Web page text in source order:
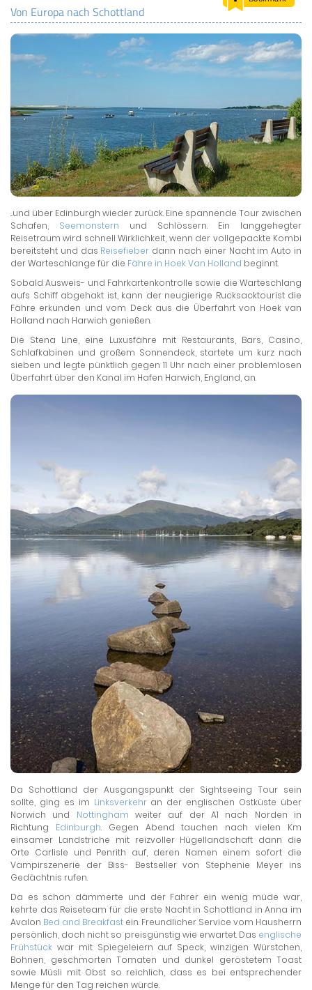
LAND & LEUTE
LERNCENTER
ENGLISCH
Von Europa nach Schottland
...und über Edinburgh wieder zurück. Eine spannende Tour zwischen
Schafen, Seemonstern und Schlössern. Ein langgehegter
Reisetraum wird schnell Wirklichkeit, wenn der vollgepackte Kombi
bereitsteht und das Reisefieber dann nach einer Nacht im Auto in
der Warteschlange für die Fähre in Hoek Van Holland beginnt.
Sobald Ausweis- und Fahrkartenkontrolle sowie die Warteschlang
aufs Schiff abgehakt ist, kann der neugierige Rucksacktourist die
Fähre erkunden und vom Deck aus die Überfahrt von Hoek van
Holland nach Harwich genießen.
Die Stena Line, eine Luxusfähre mit Restaurants, Bars, Casino,
Schlafkabinen und großem Sonnendeck, startete um kurz nach
sieben und legte pünktlich gegen 11 Uhr nach einer problemlosen
Überfahrt über den Kanal im Hafen Harwich, England, an.
Da Schottland der Ausgangspunkt der Sightseeing Tour sein
sollte, ging es im Linksverkehran der englischen Ostküste über
Norwich und Nottingham weiter auf der A1 nach Norden in
Richtung Edinburgh. Gegen Abend tauchen nach vielen Km
einsamer Landstriche mit reizvoller Hügellandschaft dann die
Orte Carlisle und Penrith auf, deren Namen einem sofort die
Vampirszenerie der Biss- Bestseller von Stephenie Meyer ins
Gedächtnis rufen.
Da es schon dämmerte und der Fahrer ein wenig müde war,
kehrte das Reiseteam für die erste Nacht in Schottland in Anna im
Avalon Bed and Breakfast ein. Freundlicher Service vom Hausherrn
persönlich, doch nicht so preisgünstig wie erwartet. Das englische
Frühstück war mit Spiegeleiern auf Speck, winzigen Würstchen,
Bohnen, geschmorten Tomaten und dunkel geröstetem Toast
sowie Müsli mit Obst so reichlich, dass es bei entsprechender
Menge für den Tag reichen würde.